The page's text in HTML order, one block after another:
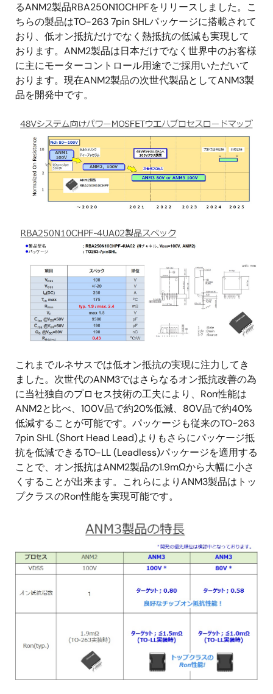
るANM2製品RBA250N10CHPFをリリースしました。こ
ちらの製品はTO-263 7pin SHLパッケージに搭載されて
おり、低オン抵抗だけでなく熱抵抗の低減も実現して
おります。ANM2製品は日本だけでなく世界中のお客様
に主にモーターコントロール用途でご採用いただいて
おります。現在ANM2製品の次世代製品としてANM3製
品を開発中です。
画
画
これまでルネサスでは低オン抵抗の実現に注力してき
ました。次世代のANM3ではさらなるオン抵抗改善の為
に当社独自のプロセス技術の工夫により、Ron性能は
ANM2と比べ、100V品で約20%低減、80V品で約40%
低減することが可能です。パッケージも従来のTO-263
7pin SHL (Short Head Lead)よりもさらにパッケージ抵
抗を低減できるTO-LL (Leadless)パッケージを適用する
ことで、オン抵抗はANM2製品の1.9mΩから大幅に小さ
くすることが出来ます。これらによりANM3製品はトッ
プクラスのRon性能を実現可能です。